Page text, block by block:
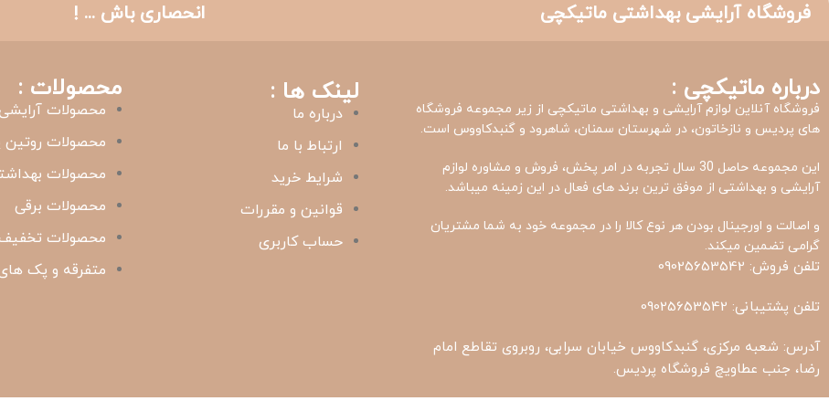
فروشگاه آرایشی بهداشتی ماتیکچی انحصاری باش ... !
درباره ماتیکچی :
فروشگاه آنلاین لوازم آرایشی و بهداشتی ماتیکچی از زیر مجموعه فروشگاه
های پردیس و نازخاتون، در شهرستان سمنان، شاهرود و گنبدکاووس است.
این مجموعه حاصل 30 سال تجربه در امر پخش، فروش و مشاوره لوازم
آرایشی و بهداشتی از موفق ترین برند های فعال در این زمینه میباشد.
و اصالت و اورجینال بودن هر نوع کالا را در مجموعه خود به شما مشتریان
گرامی تضمین میکند.
تلفن فروش: 09025653542
تلفن پشتیبانی: 09025653542
آدرس: شعبه مرکزی، گنبدکاووس خیابان سرابی، روبروی تقاطع امام
رضا، جنب عطاویچ فروشگاه پردیس.
لینک ها :
درباره ما
ارتباط با ما
شرایط خرید
قوانین و مقررات
حساب کاربری
محصولات :
محصولات
محصولات
محصولات
محصولات برقی
محصولات تخفیف
متفرقه و پک